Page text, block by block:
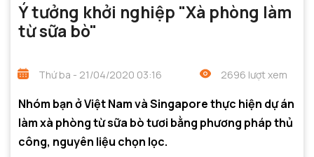
Ý tưởng khởi nghiệp "Xà phòng làm
từ sữa bò"
Thứ ba - 21/04/2020 03:16 2696 lượt xem
Nhóm bạn ở Việt Nam và Singapore thực hiện dự án
làm xà phòng từ sữa bò tươi bằng phương pháp thủ
công, nguyên liệu chọn lọc.